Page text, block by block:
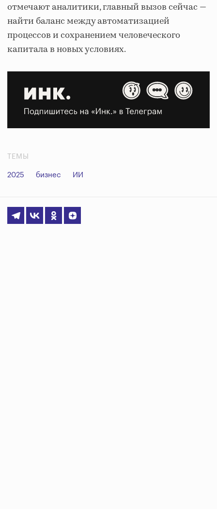
отмечают аналитики, главный вызов сейчас —
найти баланс между автоматизацией
процессов и сохранением человеческого
капитала в новых условиях.
ТЕМЫ
2025 бизнес ИИ